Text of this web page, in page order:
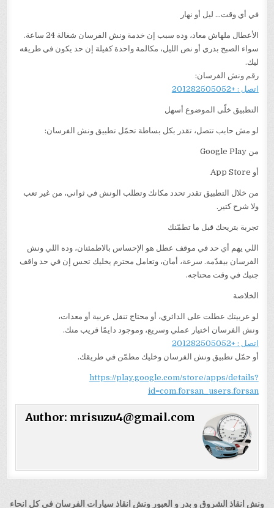
في أي وقت… ليل أو نهار
الأعطال ملهاش معاد، وده سبب إن خدمة ونش الفرسان شغالة 24 ساعة.
سواء الصبح بدري أو نص الليل، مكالمة واحدة كفيلة إن حد يكون في طريقه
ليك.
رقم ونش الفرسان:
اتصل : +201282505052
التطبيق خلّى الموضوع أسهل
لو مش حابب تتصل، تقدر بكل بساطة تحمّل تطبيق ونش الفرسان:
من Google Play
أو App Store
من خلال التطبيق تقدر تحدد مكانك وتطلب الونش في ثواني، من غير تعب
ولا شرح كتير.
تجربة بتريحك قبل ما تطمّنك
اللي يهم أي حد في موقف عطل هو الإحساس بالاطمئنان، وده اللي ونش
الفرسان بيقدّمه. سرعة، أمان، وتعامل محترم يخليك تحس إن في حد واقف
جنبك في وقت محتاجه.
الخلاصة
لو عربيتك عطلت على الدائري، أو محتاج تنقل عربية أو معدات،
ونش الفرسان اختيار عملي وسريع، وموجود دايمًا قريب منك.
اتصل : +201282505052
أو حمّل تطبيق ونش الفرسان وخليك مطمّن في طريقك.
https://play.google.com/store/apps/details?
id=com.forsan_users.forsan
Author: mrisuzu4@gmail.com
ونش انقاذ الشروق و بدر و العبور ونش انقاذ سيارات الفرسان فى كل انحاء